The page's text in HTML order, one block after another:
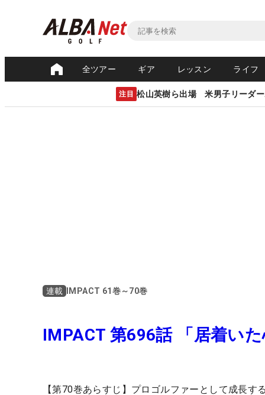
全ツアー ギア レッスン ライフ
注目 松山英樹ら出場 米男子リーダ
連載 IMPACT 61巻～70巻
IMPACT 第696話 「居着い
【第70巻あらすじ】プロゴルファーとして成長